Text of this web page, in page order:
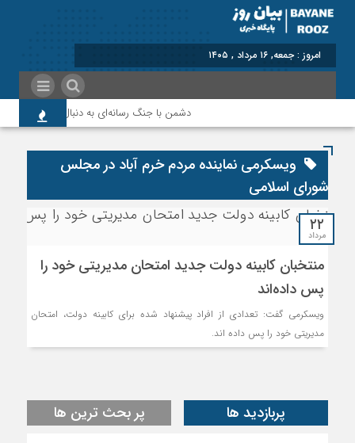
امروز : جمعه, ۱۶ مرداد , ۱۴۰۵
دشمن با جنگ رسانه‌ای به دنبال نابودی امید و
ویسکرمی نماینده مردم خرم آباد در مجلس
شورای اسلامی
۲۲
مرداد
منتخبان کابینه دولت جدید امتحان مدیریتی خود را
پس داده‌اند
ویسکرمی گفت: تعدادی از افراد پیشنهاد شده برای کابینه دولت، امتحان
مدیریتی خود را پس داده اند.
پربازدید ها پر بحث ترین ها